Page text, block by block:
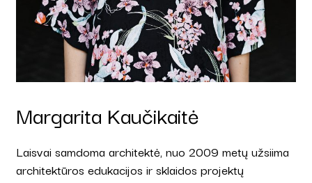
Margarita Kaučikaitė
Laisvai samdoma architektė, nuo 2009 metų užsiima
architektūros edukacijos ir sklaidos projektų